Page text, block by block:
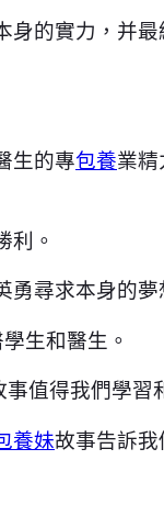
身的實力，并
生的專包養業
利。
勇尋求本身的夢
生和醫生。
值得我們學習
養妹故事告訴我